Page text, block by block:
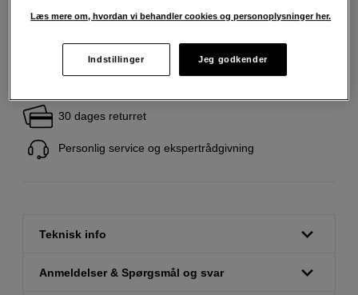
30 dages returret
Personlig service og ekspertrådgivning
Teknisk info
Anmeldelser & Spørgsmål og svar
Læs mere om, hvordan vi behandler cookies og personoplysninger her.
Indstillinger Jeg godkender